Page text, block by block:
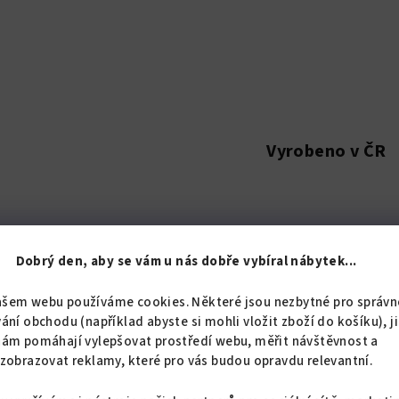
Dobrý den, aby se vám u nás dobře vybíral nábytek...
webu používáme cookies. Některé jsou nezbytné pro
obchodu (například abyste si mohli vložit zboží do košíku),
pomáhají vylepšovat prostředí webu, měřit návštěvnost a
zobrazovat reklamy, které pro vás budou opravdu relevantní.
Vyrobeno v ČR
Popis
Detailní popis
Vkusné interiérové